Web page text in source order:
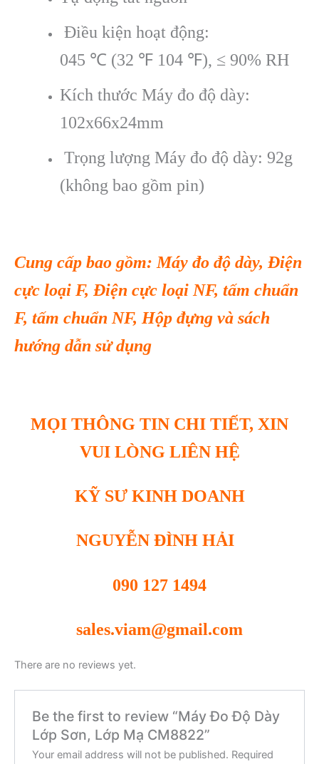
Điều kiện hoạt động:
045 ℃ (32 ℉ 104 ℉), ≤ 90% RH
Kích thước Máy đo độ dày:
102x66x24mm
Trọng lượng Máy đo độ dày: 92g
(không bao gồm pin)
Cung cấp bao gồm: Máy đo độ dày, Điện
cực loại F, Điện cực loại NF, tấm chuẩn
F, tấm chuẩn NF, Hộp đựng và sách
hướng dẫn sử dụng
MỌI THÔNG TIN CHI TIẾT, XIN
VUI LÒNG LIÊN HỆ
KỸ SƯ KINH DOANH
NGUYỄN ĐÌNH HẢI
090 127 1494
sales.viam@gmail.com
There are no reviews yet.
Be the first to review “Máy Đo Độ Dày
Lớp Sơn, Lớp Mạ CM8822”
Your email address will not be published. Required